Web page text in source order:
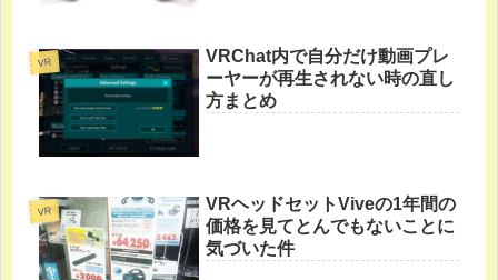
VR
VRChat内で自分だけ動画プレ
ーヤーが再生されない時の直し
方まとめ
VR
VRヘッドセットViveの1年間の
価格を見てとんでもないことに
気づいた件